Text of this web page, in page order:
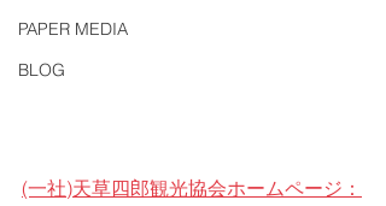
PAPER MEDIA
BLOG
(一社)天草四郎観光協会ホームページ：